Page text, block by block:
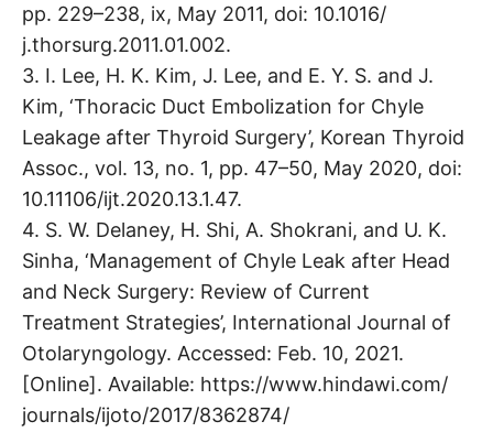
pp. 229–238, ix, May 2011, doi: 10.1016/
j.thorsurg.2011.01.002.
3. I. Lee, H. K. Kim, J. Lee, and E. Y. S. and J.
Kim, ‘Thoracic Duct Embolization for Chyle
Leakage after Thyroid Surgery’, Korean Thyroid
Assoc., vol. 13, no. 1, pp. 47–50, May 2020, doi:
10.11106/ijt.2020.13.1.47.
4. S. W. Delaney, H. Shi, A. Shokrani, and U. K.
Sinha, ‘Management of Chyle Leak after Head
and Neck Surgery: Review of Current
Treatment Strategies’, International Journal of
Otolaryngology. Accessed: Feb. 10, 2021.
[Online]. Available: https://www.hindawi.com/
journals/ijoto/2017/8362874/